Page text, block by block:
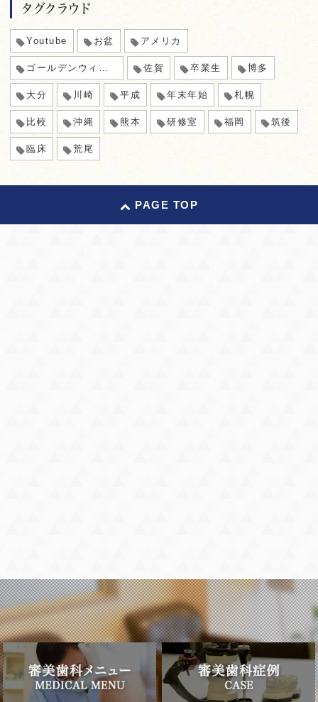
タグクラウド
Youtube お盆 アメリカ
ゴールデンウィーク 佐賀 卒業生 博多
大分 川崎 平成 年末年始 札幌
比較 沖縄 熊本 研修室 福岡 筑後
臨床 荒尾
PAGE TOP